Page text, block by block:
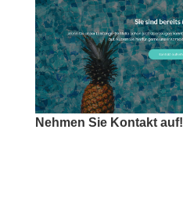
Nehmen Sie Kontakt auf!